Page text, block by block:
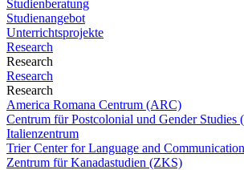
Studienberatung
Studienangebot
Unterrichtsprojekte
Research
Research
Research
Research
America Romana Centrum (ARC)
Centrum für Postcolonial und Gender Studies
Italienzentrum
Trier Center for Language and
Zentrum für Kanadastudien (ZKS)